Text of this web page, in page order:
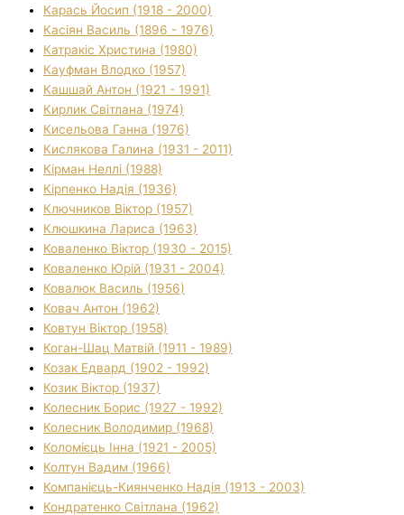
Карась Йосип (1918 - 2000)
Касіян Василь (1896 - 1976)
Катракіс Христина (1980)
Кауфман Влодко (1957)
Кашшай Антон (1921 - 1991)
Кирлик Світлана (1974)
Кисельова Ганна (1976)
Кислякова Галина (1931 - 2011)
Кірман Неллі (1988)
Кірпенко Надія (1936)
Ключников Віктор (1957)
Клюшкина Лариса (1963)
Коваленко Віктор (1930 - 2015)
Коваленко Юрій (1931 - 2004)
Ковалюк Василь (1956)
Ковач Антон (1962)
Ковтун Віктор (1958)
Коган-Шац Матвій (1911 - 1989)
Козак Едвард (1902 - 1992)
Козик Віктор (1937)
Колесник Борис (1927 - 1992)
Колесник Володимир (1968)
Коломієць Інна (1921 - 2005)
Колтун Вадим (1966)
Компанієць-Киянченко Надія (1913 - 2003)
Кондратенко Світлана (1962)